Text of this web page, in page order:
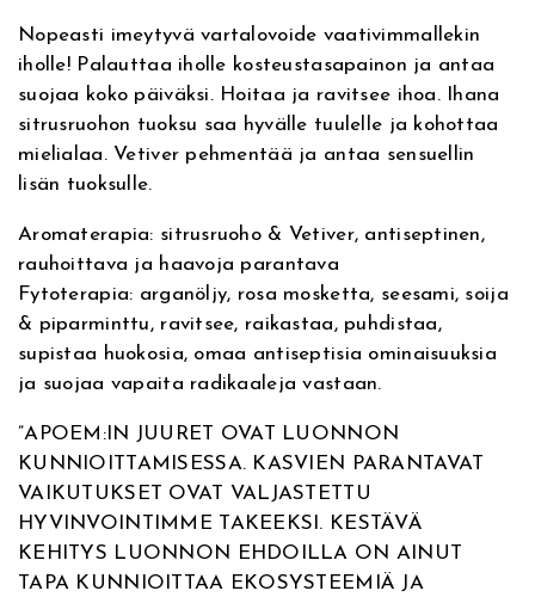
e
n
i
s
h
B
d
y
C
r
e
a
v
a
r
t
a
t
i
v
e
:
Nopeasti imeytyvä vartalovoide vaativimmallekin
iholle! Palauttaa iholle kosteustasapainon ja antaa
suojaa koko päiväksi. Hoitaa ja ravitsee ihoa. Ihana
sitrusruohon tuoksu saa hyvälle tuulelle ja kohottaa
mielialaa. Vetiver pehmentää ja antaa sensuellin
lisän tuoksulle.
Aromaterapia: sitrusruoho & Vetiver, antiseptinen,
rauhoittava ja haavoja parantava
Fytoterapia: arganöljy, rosa mosketta, seesami, soija
& piparminttu, ravitsee, raikastaa, puhdistaa,
supistaa huokosia, omaa antiseptisia ominaisuuksia
ja suojaa vapaita radikaaleja vastaan.
”APOEM:IN JUURET OVAT LUONNON
KUNNIOITTAMISESSA. KASVIEN PARANTAVAT
VAIKUTUKSET OVAT VALJASTETTU
HYVINVOINTIMME TAKEEKSI. KESTÄVÄ
KEHITYS LUONNON EHDOILLA ON AINUT
TAPA KUNNIOITTAA EKOSYSTEEMIÄ JA